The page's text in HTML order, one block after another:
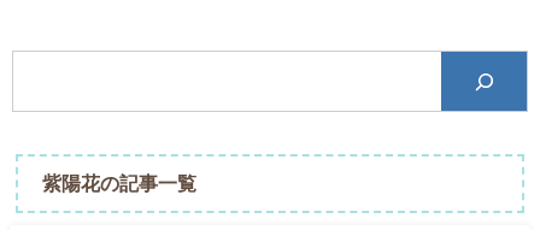
紫陽花の記事一覧